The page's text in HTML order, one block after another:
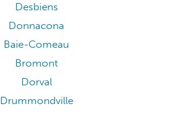
Desbiens
Donnacona
Baie-Comeau
Bromont
Dorval
Drummondville